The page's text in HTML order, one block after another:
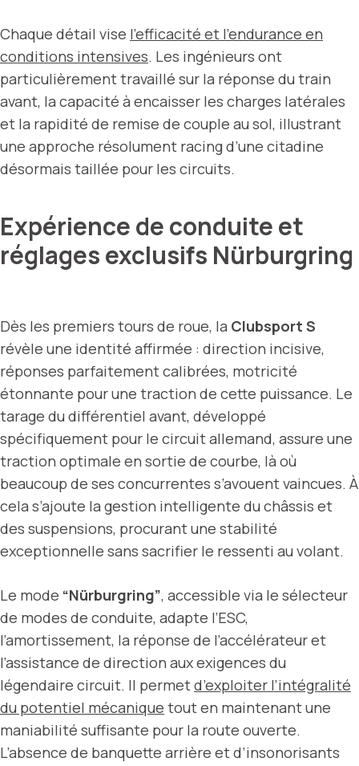
Chaque détail vise l’efficacité et l’endurance en
conditions intensives. Les ingénieurs ont
particulièrement travaillé sur la réponse du train
avant, la capacité à encaisser les charges latérales
et la rapidité de remise de couple au sol, illustrant
une approche résolument racing d’une citadine
désormais taillée pour les circuits.
Expérience de conduite et
réglages exclusifs Nürburgring
Dès les premiers tours de roue, la Clubsport S
révèle une identité affirmée : direction incisive,
réponses parfaitement calibrées, motricité
étonnante pour une traction de cette puissance. Le
tarage du différentiel avant, développé
spécifiquement pour le circuit allemand, assure une
traction optimale en sortie de courbe, là où
beaucoup de ses concurrentes s’avouent vaincues. À
cela s’ajoute la gestion intelligente du châssis et
des suspensions, procurant une stabilité
exceptionnelle sans sacrifier le ressenti au volant.
Le mode “Nürburgring”, accessible via le sélecteur
de modes de conduite, adapte l’ESC,
l’amortissement, la réponse de l’accélérateur et
l’assistance de direction aux exigences du
légendaire circuit. Il permetd’exploiter l’intégralité
du potentiel mécanique tout en maintenant une
maniabilité suffisante pour la route ouverte.
L’absence de banquette arrière et d’insonorisants